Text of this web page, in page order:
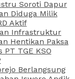
Soroti Dapur
Diduga Milik
Aktif
Infrastruktur
Hentikan Paksa
TGE KSO
Berlangsung